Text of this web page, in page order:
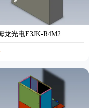
龙光电E3JK-R4M2